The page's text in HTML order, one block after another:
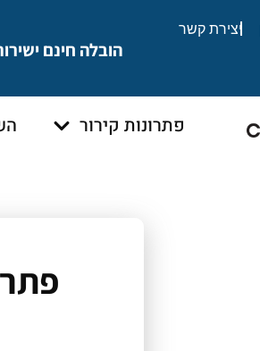
יצירת קשר
הובלה חינם
פתרונות קירור